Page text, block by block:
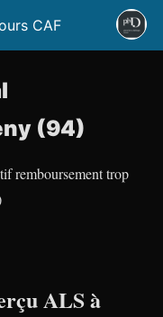
CAF
(94)
remboursement trop
ALS à